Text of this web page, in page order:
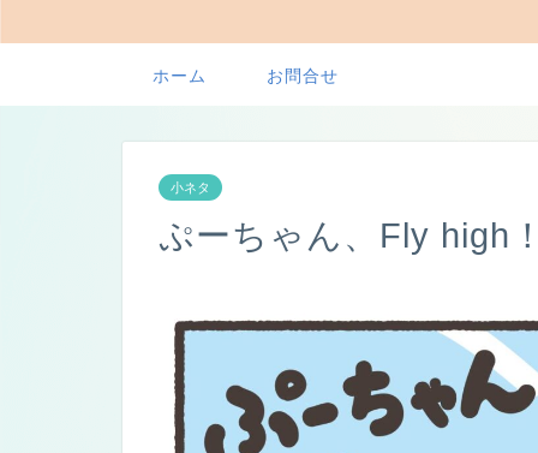
ホーム お問合せ
小ネタ
ぷーちゃん、Fly high